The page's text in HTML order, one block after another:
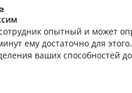
опытный и может
ему достаточно для
ваших способностей